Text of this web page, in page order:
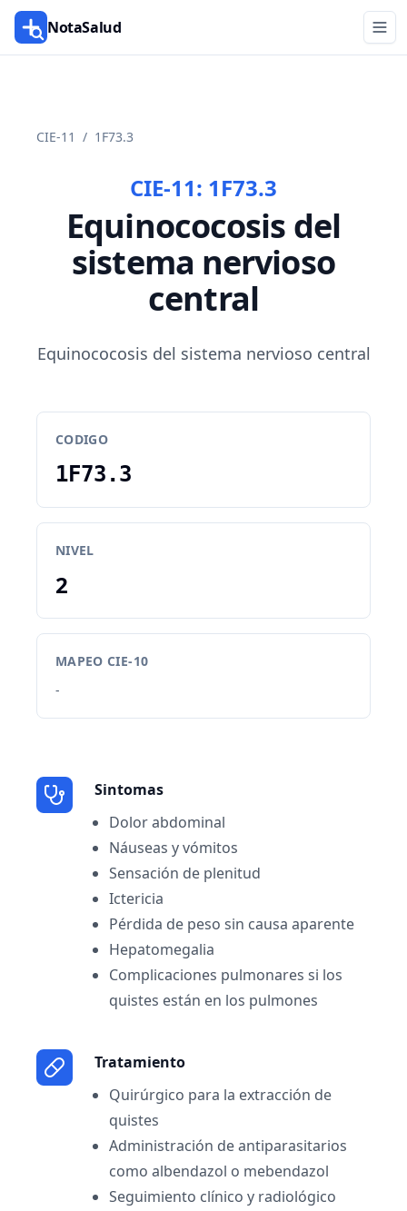
NotaSalud
CIE-11 / 1F73.3
CIE-11: 1F73.3
Equinococosis del
sistema nervioso
central
Equinococosis del sistema nervioso central
CODIGO
1F73.3
NIVEL
2
MAPEO CIE-10
-
Sintomas
Dolor abdominal
Náuseas y vómitos
Sensación de plenitud
Ictericia
Pérdida de peso sin causa aparente
Hepatomegalia
Complicaciones pulmonares si los
quistes están en los pulmones
Tratamiento
Quirúrgico para la extracción de
quistes
Administración de antiparasitarios
como albendazol o mebendazol
Seguimiento clínico y radiológico